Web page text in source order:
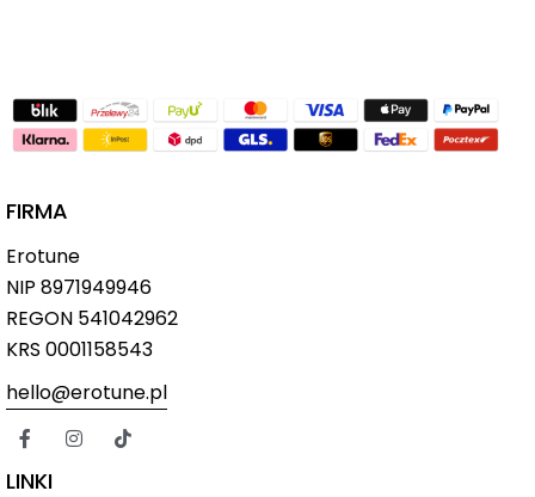
FIRMA
Erotune
NIP 8971949946
REGON 541042962
KRS 0001158543
hello@erotune.pl
LINKI